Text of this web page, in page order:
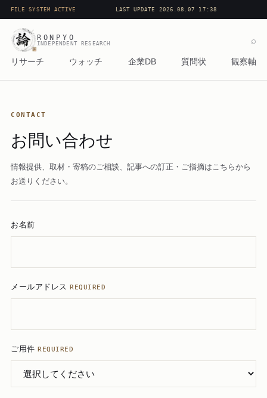
FILE SYSTEM ACTIVE LAST UPDATE 2026.08.07 17:38
RONPYO
INDEPENDENT RESEARCH
リサーチ ウォッチ 企業DB 質問状 観察軸
⌕
CONTACT
お問い合わせ
情報提供、取材・寄稿のご相談、記事への訂正・ご指摘はこちらから
お送りください。
お名前
メールアドレスREQUIRED
ご用件REQUIRED